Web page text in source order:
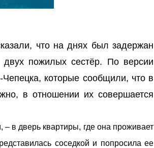
что на днях был задержан
двух пожилых сестёр. По версии
которые сообщили, что в
в отношении их совершается
– в дверь квартиры, где она проживает
соседкой и попросила ее